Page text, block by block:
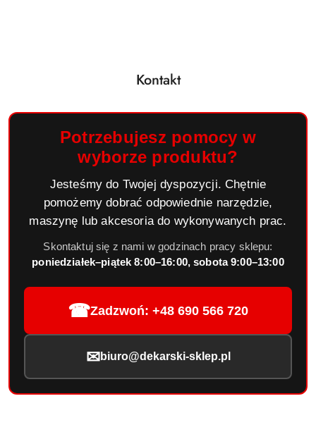
Kontakt
Potrzebujesz pomocy w
wyborze produktu?
Jesteśmy do Twojej dyspozycji. Chętnie
pomożemy dobrać odpowiednie narzędzie,
maszynę lub akcesoria do wykonywanych prac.
Skontaktuj się z nami w godzinach pracy sklepu:
poniedziałek–piątek 8:00–16:00, sobota 9:00–13:00
☎Zadzwoń: +48 690 566 720
✉ biuro@dekarski-sklep.pl